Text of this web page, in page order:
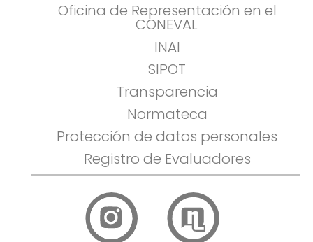
Oficina de Representación en el
CONEVAL
INAI
SIPOT
Transparencia
Normateca
Protección de datos personales
Registro de Evaluadores